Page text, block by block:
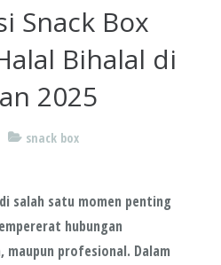
Snack Box
Bihalal di
2025
snack box
salah satu momen penting
hubungan
maupun profesional. Dalam